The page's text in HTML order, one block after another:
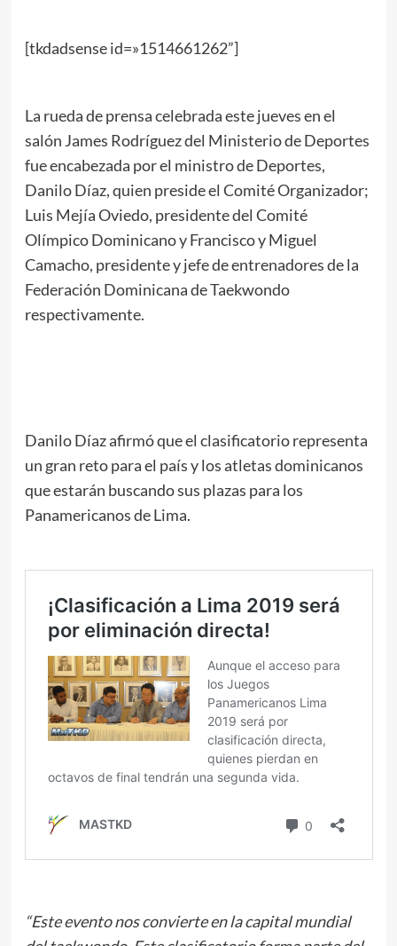
[tkdadsense id=»1514661262”]
La rueda de prensa celebrada este jueves en el
salón James Rodríguez del Ministerio de Deportes
fue encabezada por el ministro de Deportes,
Danilo Díaz, quien preside el Comité Organizador;
Luis Mejía Oviedo, presidente del Comité
Olímpico Dominicano y Francisco y Miguel
Camacho, presidente y jefe de entrenadores de la
Federación Dominicana de Taekwondo
respectivamente.
Danilo Díaz afirmó que el clasificatorio representa
un gran reto para el país y los atletas dominicanos
que estarán buscando sus plazas para los
Panamericanos de Lima.
“Este evento nos convierte en la capital mundial